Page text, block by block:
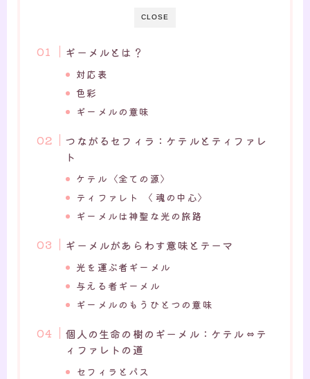
CLOSE
ギーメルとは？
対応表
色彩
ギーメルの意味
つながるセフィラ：ケテルとティファレ
ト
ケテル〈全ての源〉
ティファレト 〈 魂の中心〉
ギーメルは神聖な光の旅路
ギーメルがあらわす意味とテーマ
光を運ぶ者ギーメル
与える者ギーメル
ギーメルのもうひとつの意味
個人の生命の樹のギーメル：ケテル⇔テ
ィファレトの道
セフィラとパス